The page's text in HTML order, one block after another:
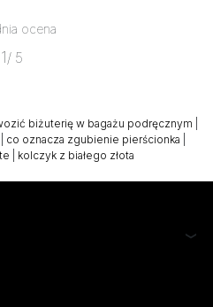
ocena
/ 5
biżuterię w bagażu podręcznym
co oznacza zgubienie pierścionka
kolczyk z białego złota